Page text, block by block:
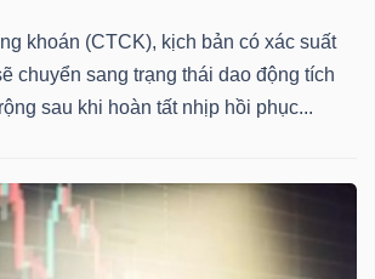
khoán (CTCK), kịch bản có xác suất
chuyển sang trạng thái dao động tích
sau khi hoàn tất nhịp hồi phục...